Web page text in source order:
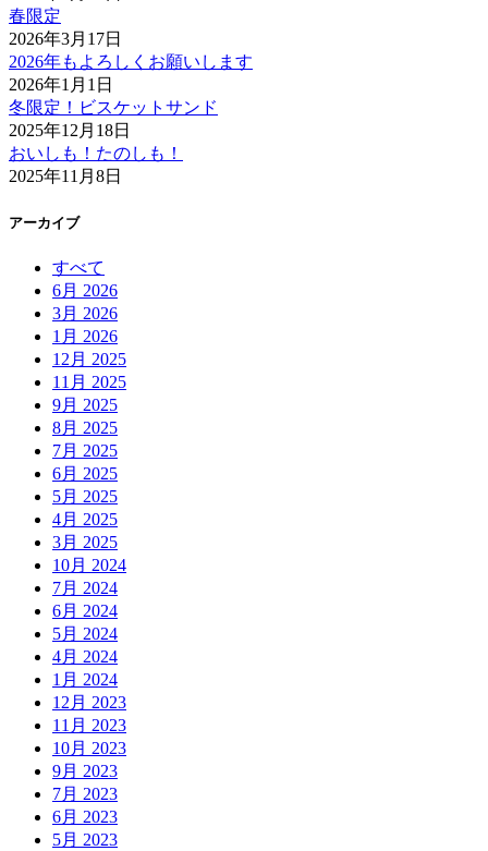
春限定
2026年3月17日
2026年もよろしくお願いします
2026年1月1日
冬限定！ビスケットサンド
2025年12月18日
おいしも！たのしも！
2025年11月8日
アーカイブ
すべて
6月 2026
3月 2026
1月 2026
12月 2025
11月 2025
9月 2025
8月 2025
7月 2025
6月 2025
5月 2025
4月 2025
3月 2025
10月 2024
7月 2024
6月 2024
5月 2024
4月 2024
1月 2024
12月 2023
11月 2023
10月 2023
9月 2023
7月 2023
6月 2023
5月 2023